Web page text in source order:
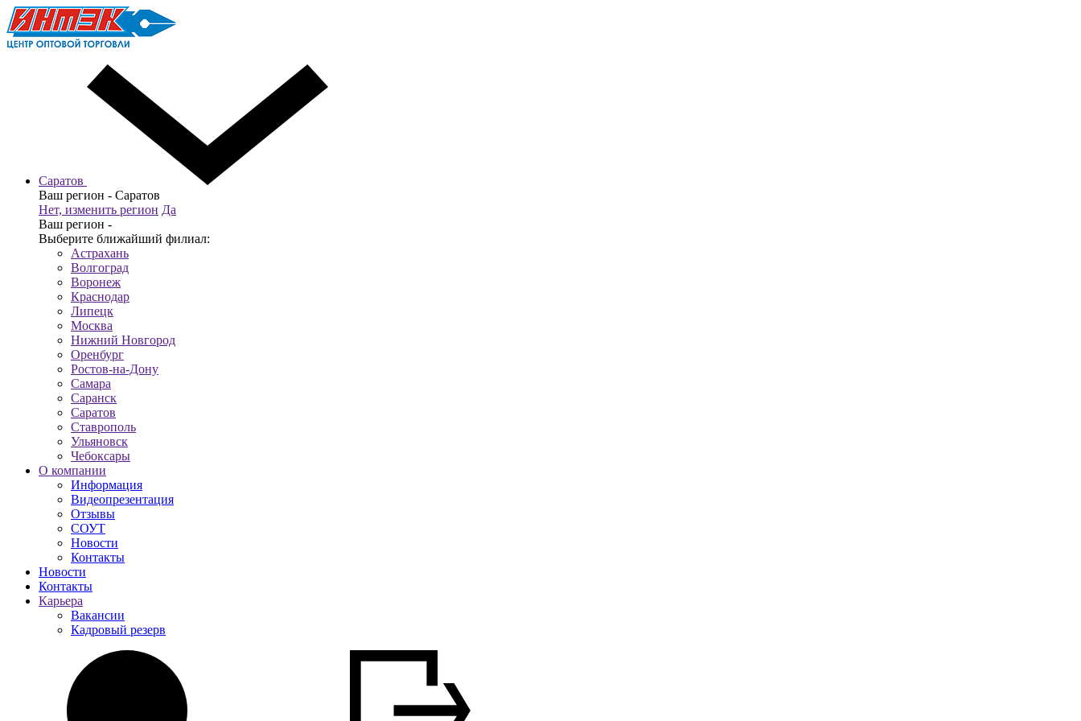
Саратов
Ваш регион - Саратов
Нет, изменить регион Да
Ваш регион -
Выберите ближайший филиал:
Астрахань
Волгоград
Воронеж
Краснодар
Липецк
Москва
Нижний Новгород
Оренбург
Ростов-на-Дону
Самара
Саранск
Саратов
Ставрополь
Ульяновск
Чебоксары
О компании
Информация
Видеопрезентация
Отзывы
СОУТ
Новости
Контакты
Новости
Контакты
Карьера
Вакансии
Кадровый резерв